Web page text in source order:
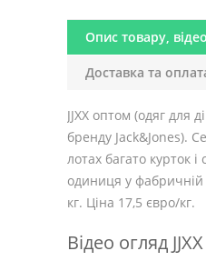
Опис товару, відео
Доставка та
JJXX оптом (одяг для
бренду Jack&Jones).
лотах багато курток
одиниця у
кг. Ціна 17,5 євро/кг.
Відео огляд JJXX